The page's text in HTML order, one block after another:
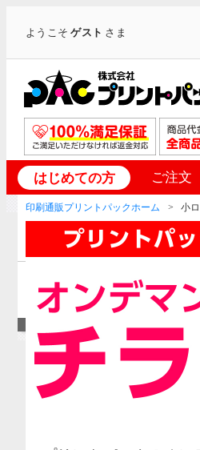
ようこそゲスト さま
はじめての方 ご注文
印刷通販プリントパックホーム 小